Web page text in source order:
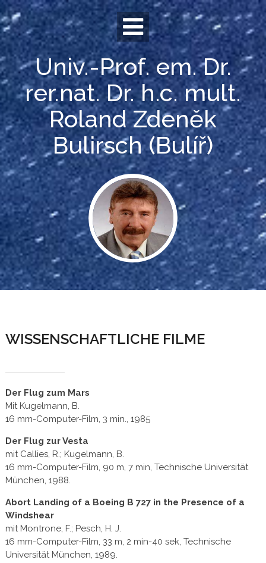
Skip
to
content
Univ.-Prof. em. Dr.
rer.nat. Dr. h.c. mult.
Roland Zdeněk
Bulirsch (Bulíř)
WISSENSCHAFTLICHE FILME
Der Flug zum Mars
Mit Kugelmann, B.
16 mm-Computer-Film, 3 min., 1985
Der Flug zur Vesta
mit Callies, R.; Kugelmann, B.
16 mm-Computer-Film, 90 m, 7 min, Technische Universität
München, 1988.
Abort Landing of a Boeing B 727 in the Presence of a
Windshear
mit Montrone, F.; Pesch, H. J.
16 mm-Computer-Film, 33 m, 2 min-40 sek, Technische
Universität München, 1989.